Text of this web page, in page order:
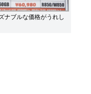
ナブルな価格がうれし